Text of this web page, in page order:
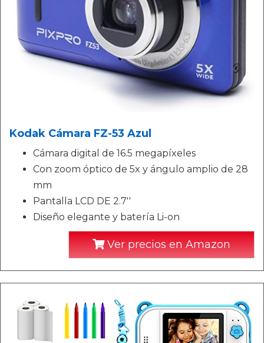
Kodak Cámara FZ-53 Azul
Cámara digital de 16.5 megapíxeles
Con zoom óptico de 5x y ángulo amplio de 28
mm
Pantalla LCD DE 2.7''
Diseño elegante y batería Li-on
Ver precios en Amazon